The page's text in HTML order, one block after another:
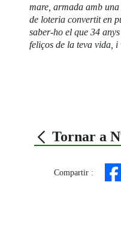
mare, armada amb
de loteria convertit en
saber-ho el que 34
feliços de la teva vida,
Tornar a
Compartir :